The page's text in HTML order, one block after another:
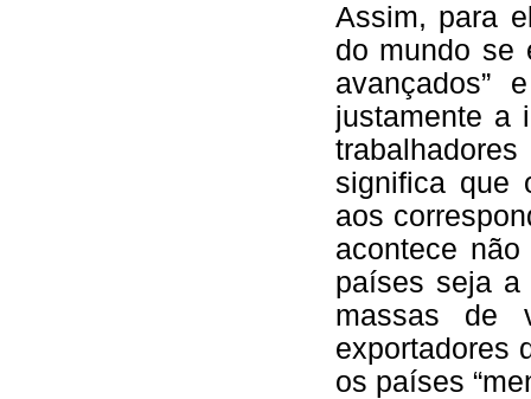
Assim, para
do mundo se
justamente a
significa que
aos
acontece
países seja a
massas de
exportadores
os países